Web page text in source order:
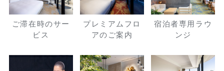
ご滞在時のサー
ビス
プレミアムフロ
アのご案内
宿泊者専用ラウ
ンジ